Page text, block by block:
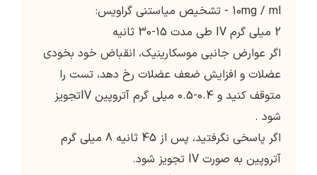
10mg / ml - تشخیص میاستنی گراویس:
2 میلی گرم IV طی مدت 15-30 ثانیه
اگر عوارض جانبی موسکارینیک، انقباض خود بخودی
عضلات و افزایش ضعف عضلات رخ دهد، تست را
متوقف کنید و 0.4-0.5 میلی گرم آتروپین IVتجویز
شود .
اگر پاسخی نگرفتید، پس از 45 ثانیه 8 میلی گرم
آتروپین به صورت IV تجویز شود.